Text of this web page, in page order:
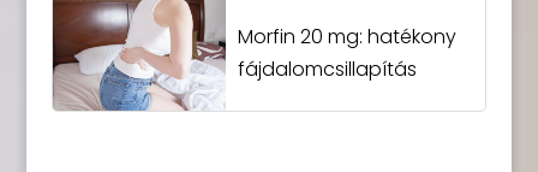
Morfin 20 mg: hatékony
fájdalomcsillapítás